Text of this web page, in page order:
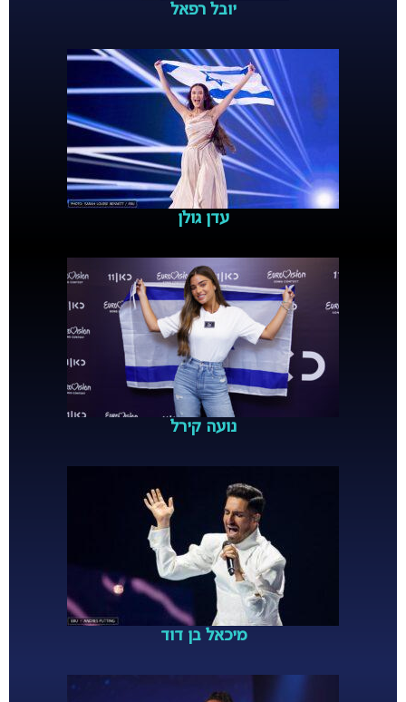
יובל רפאל
עדן גולן
נועה קירל
מיכאל בן דוד